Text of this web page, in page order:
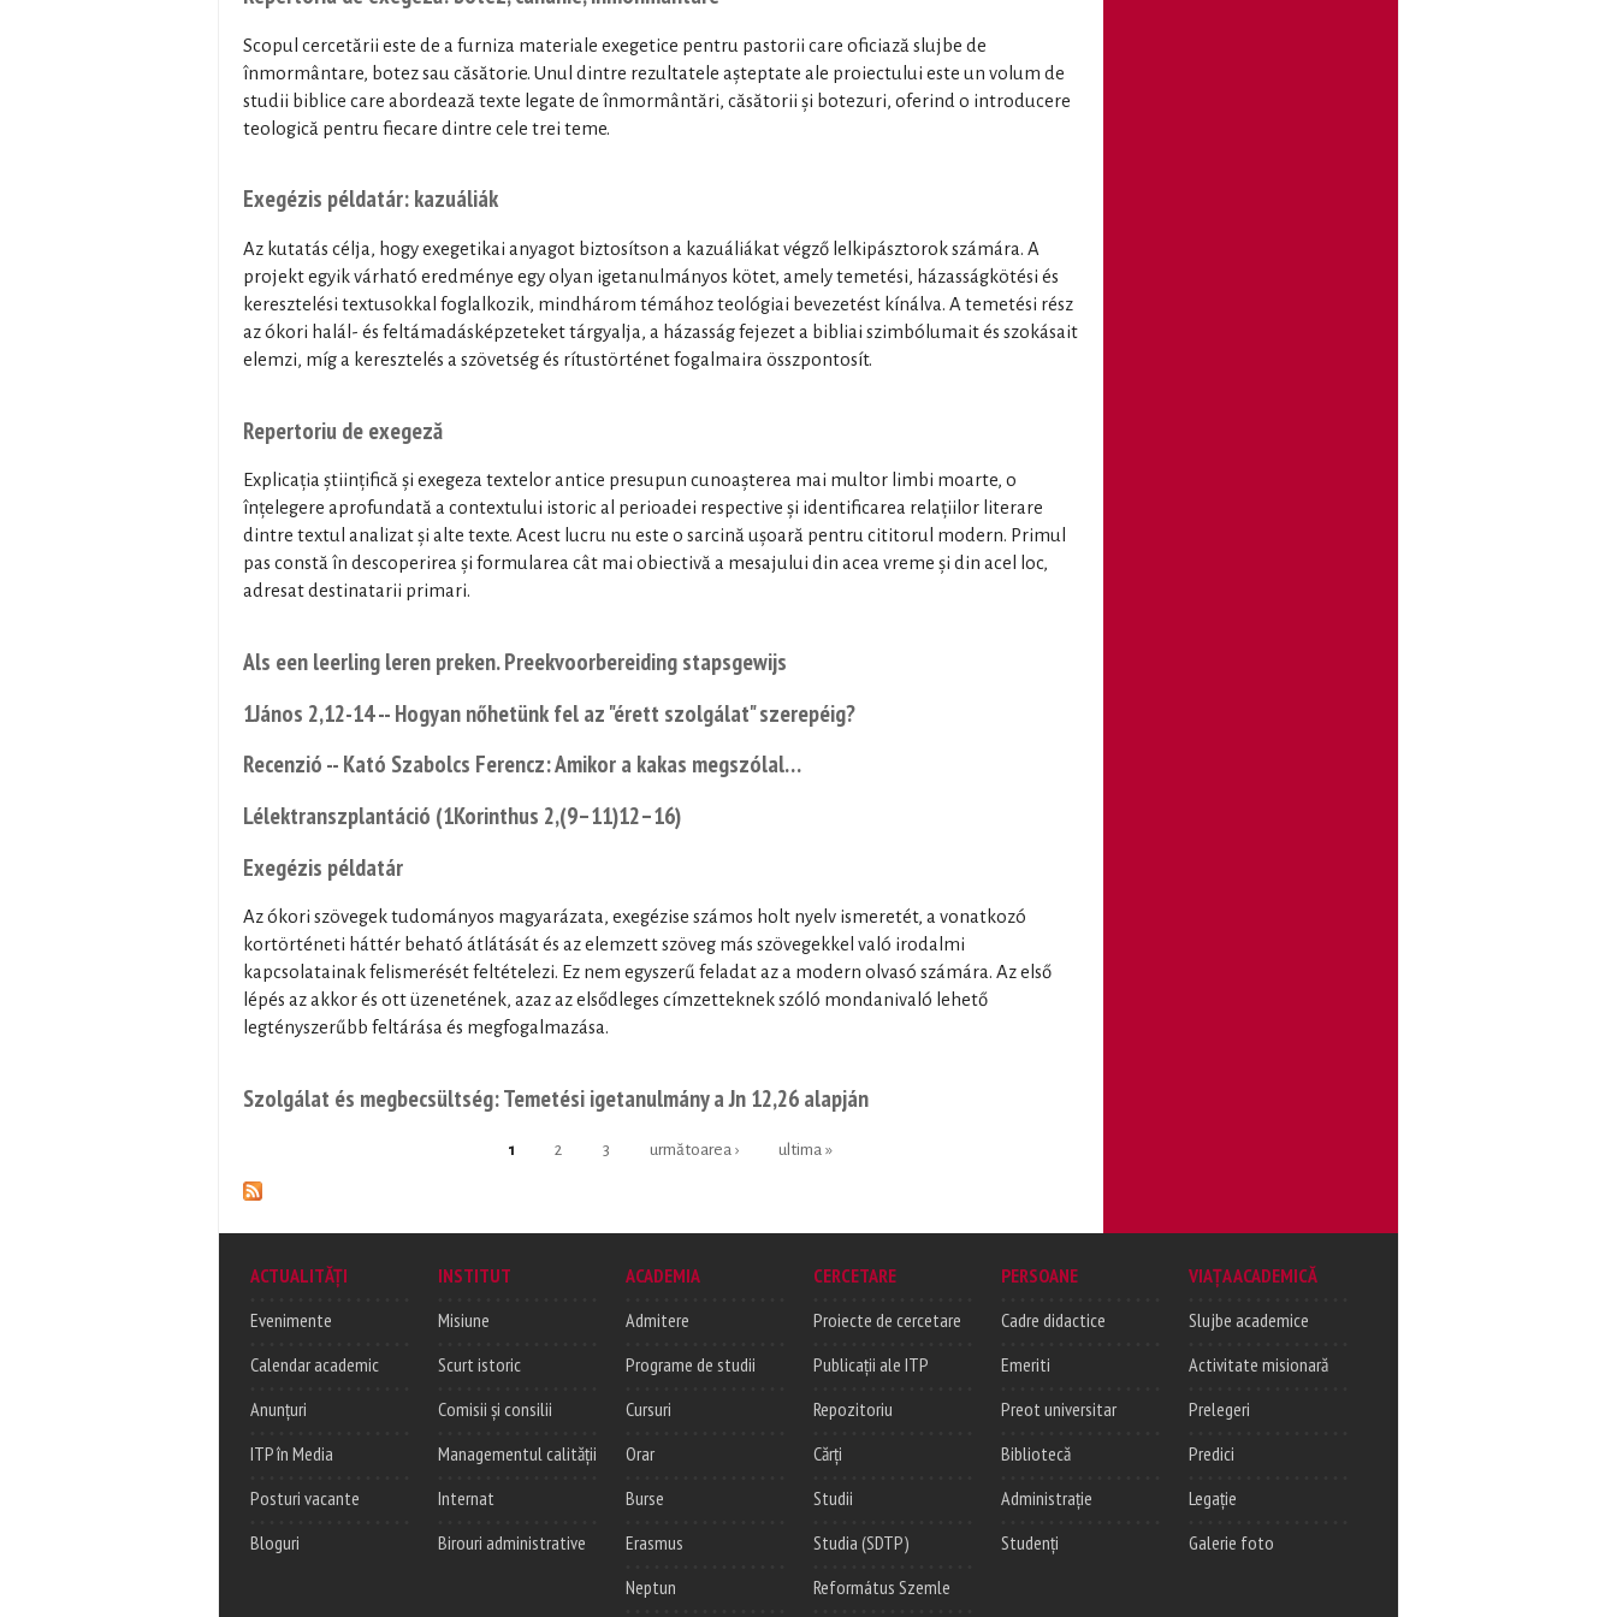
Scopul cercetării este de a furniza materiale exegetice pentru pastorii care oficiază slujbe de
înmormântare, botez sau căsătorie. Unul dintre rezultatele așteptate ale proiectului este un volum de
studii biblice care abordează texte legate de înmormântări, căsătorii și botezuri, oferind o introducere
teologică pentru fiecare dintre cele trei teme.
Exegézis példatár: kazuáliák
Az kutatás célja, hogy exegetikai anyagot biztosítson a kazuáliákat végző lelkipásztorok számára. A
projekt egyik várható eredménye egy olyan igetanulmányos kötet, amely temetési, házasságkötési és
keresztelési textusokkal foglalkozik, mindhárom témához teológiai bevezetést kínálva. A temetési rész
az ókori halál- és feltámadásképzeteket tárgyalja, a házasság fejezet a bibliai szimbólumait és szokásait
elemzi, míg a keresztelés a szövetség és rítustörténet fogalmaira összpontosít.
Repertoriu de exegeză
Explicația științifică și exegeza textelor antice presupun cunoașterea mai multor limbi moarte, o
înțelegere aprofundată a contextului istoric al perioadei respective și identificarea relațiilor literare
dintre textul analizat și alte texte. Acest lucru nu este o sarcină ușoară pentru cititorul modern. Primul
pas constă în descoperirea și formularea cât mai obiectivă a mesajului din acea vreme și din acel loc,
adresat destinatarii primari.
Als een leerling leren preken. Preekvoorbereiding stapsgewijs
1János 2,12-14 -- Hogyan nőhetünk fel az "érett szolgálat" szerepéig?
Recenzió -- Kató Szabolcs Ferencz: Amikor a kakas megszólal…
Lélektranszplantáció (1Korinthus 2,(9–11)12–16)
Exegézis példatár
Az ókori szövegek tudományos magyarázata, exegézise számos holt nyelv ismeretét, a vonatkozó
kortörténeti háttér beható átlátását és az elemzett szöveg más szövegekkel való irodalmi
kapcsolatainak felismerését feltételezi. Ez nem egyszerű feladat az a modern olvasó számára. Az első
lépés az akkor és ott üzenetének, azaz az elsődleges címzetteknek szóló mondanivaló lehető
legtényszerűbb feltárása és megfogalmazása.
Szolgálat és megbecsültség: Temetési igetanulmány a Jn 12,26 alapján
1 2 3 următoarea › ultima »
ACTUALITĂȚI
Evenimente
Calendar academic
Anunțuri
ITP în Media
Posturi vacante
Bloguri
INSTITUT
Misiune
Scurt istoric
Comisii și consilii
Managementul calității
Internat
Birouri administrative
ACADEMIA
Admitere
Programe de studii
Cursuri
Orar
Burse
Erasmus
Neptun
CERCETARE
Proiecte de cercetare
Publicații ale ITP
Repozitoriu
Cărți
Studii
Studia (SDTP)
Református Szemle
PERSOANE
Cadre didactice
Emeriti
Preot universitar
Bibliotecă
Administrație
Studenți
VIAȚA ACADEMICĂ
Slujbe academice
Activitate misionară
Prelegeri
Predici
Legație
Galerie foto